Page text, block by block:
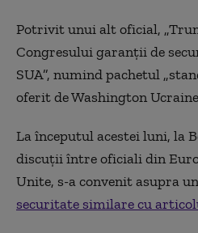
Potrivit unui alt oficial,
Congresului garanții de
SUA”, numind pachetul
oferit de Washington
La începutul acestei luni, la
discuții între oficiali din
Unite, s-a convenit asupra
securitate similare cu